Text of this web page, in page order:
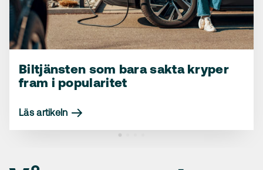
Biltjänsten som bara sakta kryper
fram i popularitet
Läs artikeln
Ny trend om hur vi ser på
varifrån de kommer
Vi använder bilen oftare – och ser